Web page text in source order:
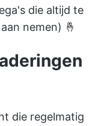
die altijd te
nemen) 🤞
die regelmatig